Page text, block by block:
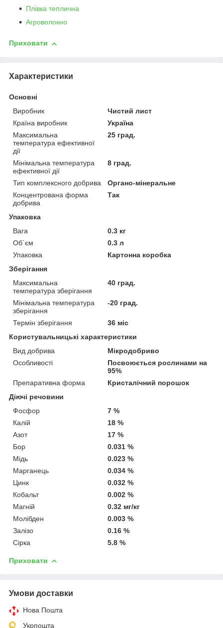
Плівка теплична
Агроволокно
Приховати
Характеристики
Основні
Виробник
Чистий лист
Країна виробник
Україна
Максимальна
температура ефективної
дії
25 град.
Мінімальна температура
ефективної дії
8 град.
Тип комплексного добрива
Органо-мінеральне
Концентрована форма
добрива
Так
Упаковка
Вага
0.3 кг
Об`єм
0.3 л
Упаковка
Картонна коробка
Зберігання
Максимальна
температура зберігання
40 град.
Мінімальна температура
зберігання
-20 град.
Термін зберігання
36 міс
Користувальницькі характеристики
Вид добрива
Мікродобриво
Особливості
Посвоюється рослинами на
95%
Препаративна форма
Кристалічний порошок
Діючі речовини
Фосфор
7 %
Калій
18 %
Азот
17 %
Бор
0.031 %
Мідь
0.023 %
Марганець
0.034 %
Цинк
0.032 %
Кобальт
0.002 %
Магній
0.32 мг/кг
Молібден
0.003 %
Залізо
0.16 %
Сірка
5.8 %
Приховати
Умови доставки
Нова Пошта
Укрпошта